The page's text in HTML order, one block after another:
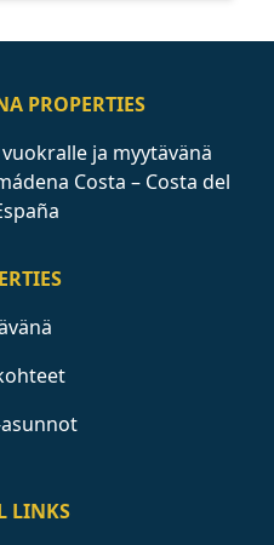
PROPERTIES
ja myytävänä
Costa – Costa del
LINKS